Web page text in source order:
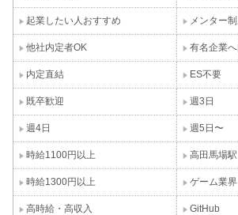
起業したい人おすすめ メンター
他社内定者OK 有名企業
内定直結 ES不要
既卒歓迎 週3日
週4日 週5日〜
時給1100円以上 高田馬場駅
時給1300円以上 ゲーム業界
高時給・高収入 GitHub